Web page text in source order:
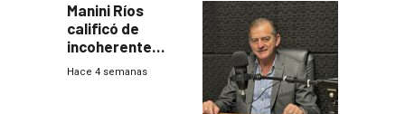
Manini Ríos
calificó de
incoherente
decisión de
Hace 4 semanas